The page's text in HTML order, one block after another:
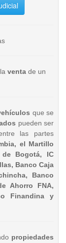
ventade un
que se
pueden ser
las partes
el Martillo
de Bogotá, IC
Banco Caja
Banco
Ahorro FNA,
Finandina y
propiedades